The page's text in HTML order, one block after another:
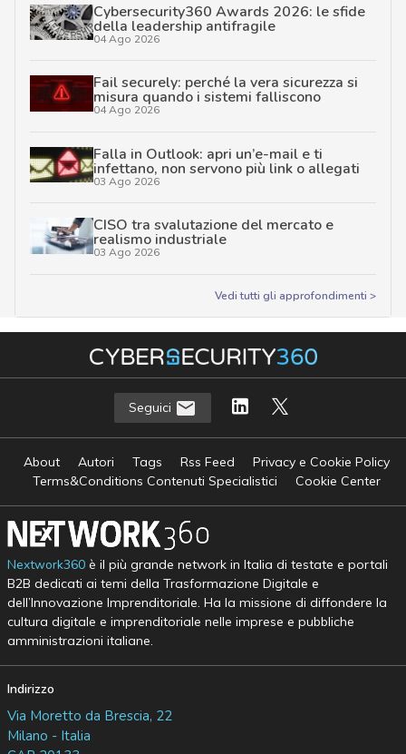
Cybersecurity360 Awards 2026: le sfide
della leadership antifragile
04 Ago 2026
Fail securely: perché la vera sicurezza si
misura quando i sistemi falliscono
04 Ago 2026
Falla in Outlook: apri un’e-mail e ti
infettano, non servono più link o allegati
03 Ago 2026
CISO tra svalutazione del mercato e
realismo industriale
03 Ago 2026
Vedi tutti gli approfondimenti >
Seguici
About Autori Tags Rss Feed
Privacy e Cookie Policy
Terms&Conditions Contenuti Specialistici
Cookie Center
Nextwork360è il più grande network in Italia di testate e portali
B2B dedicati ai temi della Trasformazione Digitale e
dell’Innovazione Imprenditoriale. Ha la missione di diffondere la
cultura digitale e imprenditoriale nelle imprese e pubbliche
amministrazioni italiane.
Indirizzo
Via Moretto da Brescia, 22
Milano - Italia